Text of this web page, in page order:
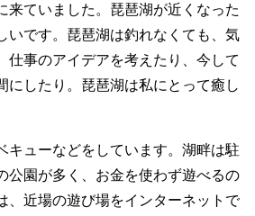
来ていました。琵琶湖が近くなった
いです。琵琶湖は釣れなくても、気
仕事のアイデアを考えたり、今して
にしたり。琵琶湖は私にとって癒し
キューなどをしています。湖畔は駐
公園が多く、お金を使わず遊べるの
、近場の遊び場をインターネットで